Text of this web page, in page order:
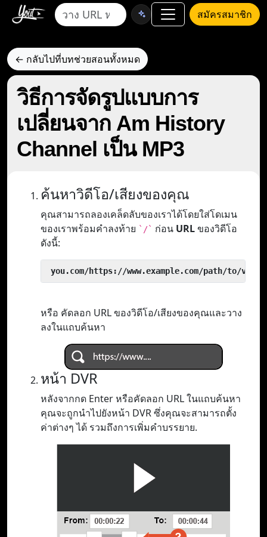
สมัครสมาชิก
← กลับไปที่บทช่วยสอนทั้งหมด
วิธีการจัดรูปแบบการ
เปลี่ยนจาก Am History
Channel เป็น MP3
ค้นหาวิดีโอ/เสียงของคุณ
คุณสามารถลองเคล็ดลับของเราได้โดยใส่โดเมน
ของเราพร้อมคำลงท้าย `/` ก่อน URLของวิดีโอ
ดังนี้:
you.com/https://www.example.com/path/to/video
หรือ คัดลอก URL ของวิดีโอ/เสียงของคุณและวาง
ลงในแถบค้นหา
หน้า DVR
หลังจากกด Enter หรือคัดลอก URL ในแถบค้นหา
คุณจะถูกนำไปยังหน้า DVR ซึ่งคุณจะสามารถตั้ง
ค่าต่างๆ ได้ รวมถึงการเพิ่มคำบรรยาย.